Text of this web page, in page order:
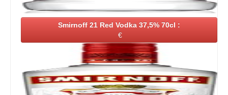
Smirnoff 21 Red Vodka 37,5% 70cl :
€